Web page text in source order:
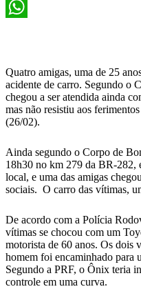
X
Quatro amigas, uma de 25
acidente de carro. Segundo o
chegou a ser atendida ainda
mas não resistiu aos
(26/02).
Ainda segundo o Corpo de
18h30 no km 279 da BR-282,
local, e uma das amigas
sociais. O carro das vítimas,
De acordo com a Polícia
vítimas se chocou com um
motorista de 60 anos. Os dois
homem foi encaminhado para
Segundo a PRF, o Ônix teria
controle em uma curva.